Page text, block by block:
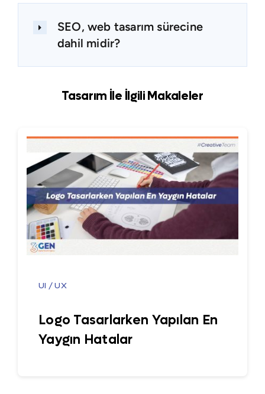
SEO, web tasarım sürecine
dahil midir?
Tasarım İle İlgili Makaleler
UI / UX
Logo Tasarlarken Yapılan En
Yaygın Hatalar